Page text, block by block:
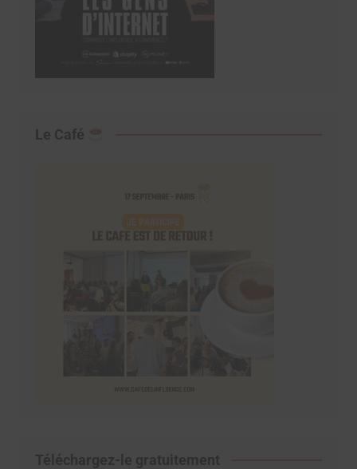
Le Café
Téléchargez-le gratuitement